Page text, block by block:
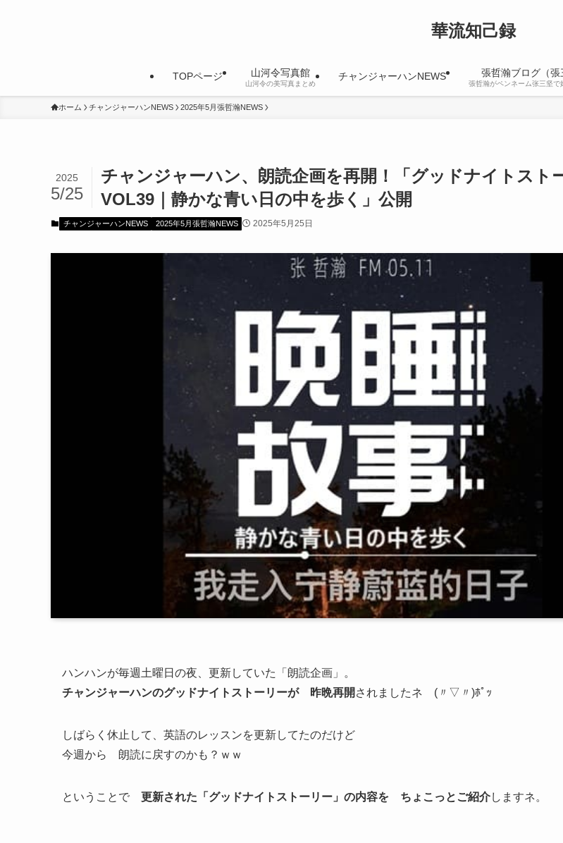
華流知己録
TOPページ 山河令写真館
山河令の美写真まとめ
チャンジャーハンNEWS 張哲瀚ブログ（張
張哲瀚がペンネーム张三坚で
ホーム チャンジャーハンNEWS 2025年5月張哲瀚NEWS
チャンジャーハン、朗読企画を再開！「グッドナイトスト
VOL39｜静かな青い日の中を歩く」公開
2025
5/25
チャンジャーハンNEWS 2025年5月張哲瀚NEWS 2025年5月25日
ハンハンが毎週土曜日の夜、更新していた「朗読企画」。
チャンジャーハンのグッドナイトストーリーが 昨晩再開 されましたネ (〃▽〃)ﾎﾟｯ
しばらく休止して、英語のレッスンを更新してたのだけど
今週から 朗読に戻すのかも？ｗｗ
ということで 更新された「グッドナイトストーリー」の内容を ちょこっとご紹介しますネ。